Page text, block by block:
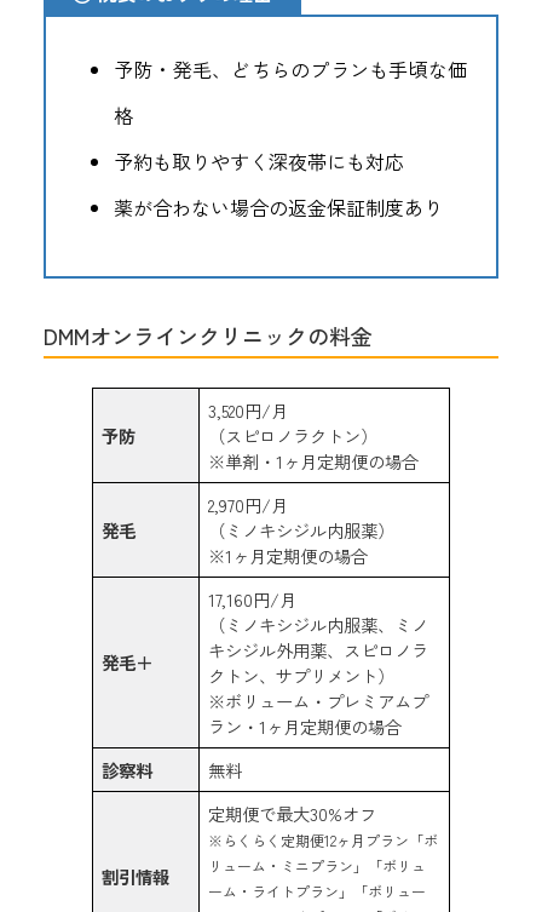
予防・発毛、どちらのプランも手頃な価
格
予約も取りやすく深夜帯にも対応
薬が合わない場合の返金保証制度あり
DMMオンラインクリニックの料金
予防
3,520円/月
（スピロノラクトン）
※単剤・1ヶ月定期便の場合
発毛
2,970円/月
（ミノキシジル内服薬）
※1ヶ月定期便の場合
発毛＋
17,160円/月
（ミノキシジル内服薬、ミノ
キシジル外用薬、スピロノラ
クトン、サプリメント）
※ボリューム・プレミアムプ
ラン・1ヶ月定期便の場合
診察料
無料
割引情報
定期便で最大30%オフ
※らくらく定期便12ヶ月プラン「ボ
リューム・ミニプラン」「ボリュ
ーム・ライトプラン」「ボリュー